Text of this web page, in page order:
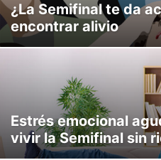
¿La Semifinal te da
encontrar alivio
Estrés emocional
vivir la Semifinal sin